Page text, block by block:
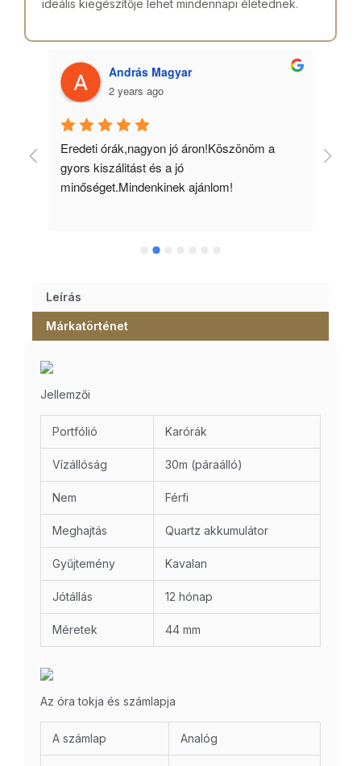
ideális kiegészítője lehet mindennapi életednek.
András Magyar
2 years ago
Eredeti órák,nagyon jó áron!Köszönöm a
gyors kiszálitást és a jó
minőséget.Mindenkinek ajánlom!
Leírás
Márkatörténet
Jellemzői
Portfólió Karórák
Vízállóság 30m (páraálló)
Nem Férfi
Meghajtás Quartz akkumulátor
Gyűjtemény Kavalan
Jótállás 12 hónap
Méretek 44 mm
Az óra tokja és számlapja
A számlap Analóg